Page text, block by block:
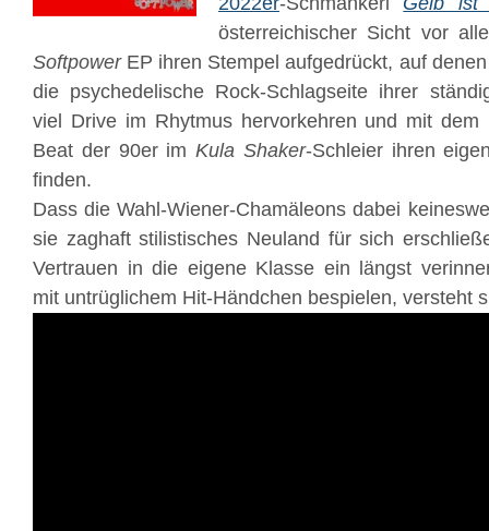
österreichischer Sicht vor
SoftpowerEP ihren Stempel aufgedrückt, auf
die psychedelische Rock-Schlagseite ihrer
viel Drive im Rhytmus hervorkehren und mit dem
Beat der 90er imKula Shaker-Schleier ihren
finden.
Dass die Wahl-Wiener-Chamäleons dabei
sie zaghaft stilistisches Neuland für sich
Vertrauen in die eigene Klasse ein längst
mit untrüglichem Hit-Händchen bespielen, versteht